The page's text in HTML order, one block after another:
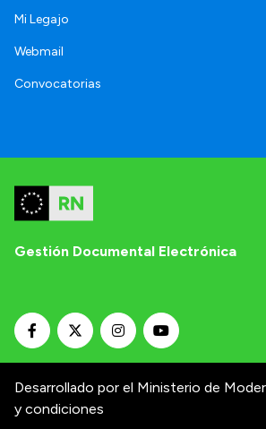
Mi Legajo
Webmail
Convocatorias
Gestión Documental Electrónica
Desarrollado por el Ministerio de
y condiciones